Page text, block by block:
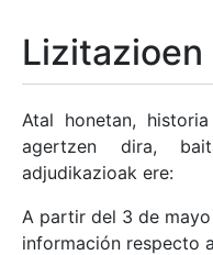
Erakutsi/Ezkutatu
Erakutsi/Ezkutatu
Lizitazioen
Atal honetan,
agertzen dira,
adjudikazioak ere:
A partir del 3 de
información respecto a